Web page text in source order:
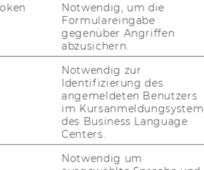
WEBSEITE
MEDIA
Notwendig, um die
Formulareingabe
gegenüber Angriffen
abzusichern.
Notwendig zur
Identifizierung des
angemeldeten Benutzers
im Kursanmeldungsystem
des Business Language
Centers.
Notwendig um